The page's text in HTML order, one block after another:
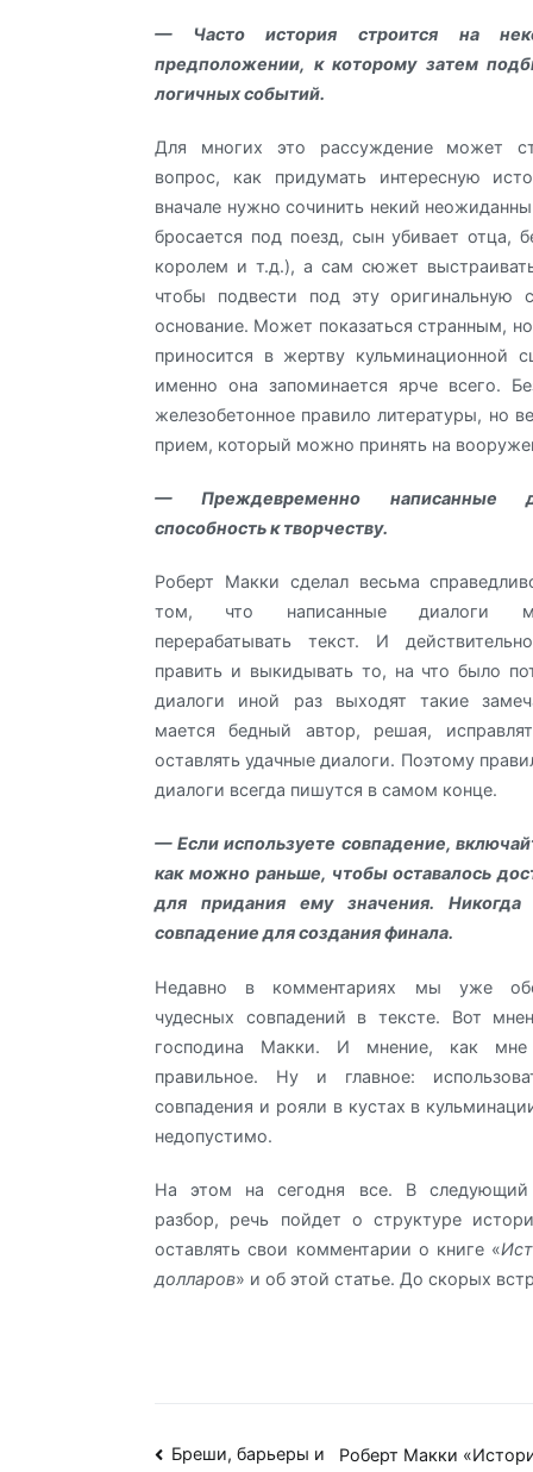
— Часто история строится на
предположении, к которому затем
логичных событий.
Для многих это рассуждение может
вопрос, как придумать интересную
вначале нужно сочинить некий
бросается под поезд, сын убивает отца,
королем и т.д.), а сам сюжет
чтобы подвести под эту оригинальную
основание. Может показаться странным,
приносится в жертву кульминационной
именно она запоминается ярче всего.
железобетонное правило литературы, но
прием, который можно принять на
— Преждевременно написанные
способность к творчеству.
Роберт Макки сделал весьма
том, что написанные диалоги
перерабатывать текст. И
править и выкидывать то, на что было
диалоги иной раз выходят такие
мается бедный автор, решая,
оставлять удачные диалоги. Поэтому
диалоги всегда пишутся в самом конце.
— Если используете совпадение,
как можно раньше, чтобы оставалось
для придания ему значения. Никогда
совпадение для создания финала.
Недавно в комментариях мы уже
чудесных совпадений в тексте. Вот
господина Макки. И мнение, как мне
правильное. Ну и главное:
совпадения и рояли в кустах в
недопустимо.
На этом на сегодня все. В
разбор, речь пойдет о структуре
оставлять свои комментарии о книге «
долларов» и об этой статье. До скорых
Навигация
Бреши, барьеры и Роберт Макки